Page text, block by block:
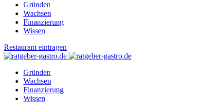
Gründen
Wachsen
Finanzierung
Wissen
Restaurant eintragen
Gründen
Wachsen
Finanzierung
Wissen